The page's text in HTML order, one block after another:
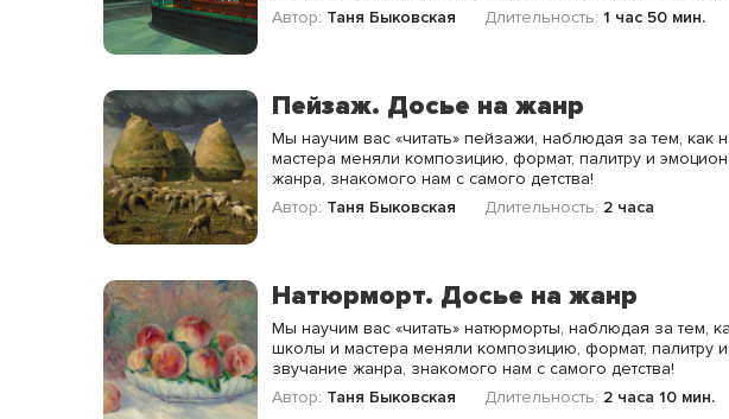
Автор: Таня Быковская Длительность: 1 час 50 мин.
Пейзаж. Досье на жанр
Мы научим вас «читать» пейзажи, наблюдая за тем, как
мастера меняли композицию, формат, палитру и
жанра, знакомого нам с самого детства!
Автор: Таня Быковская Длительность: 2 часа
Натюрморт. Досье на жанр
Мы научим вас «читать» натюрморты, наблюдая за тем,
школы и мастера меняли композицию, формат, палитру
звучание жанра, знакомого нам с самого детства!
Автор: Таня Быковская Длительность: 2 часа 10 мин.